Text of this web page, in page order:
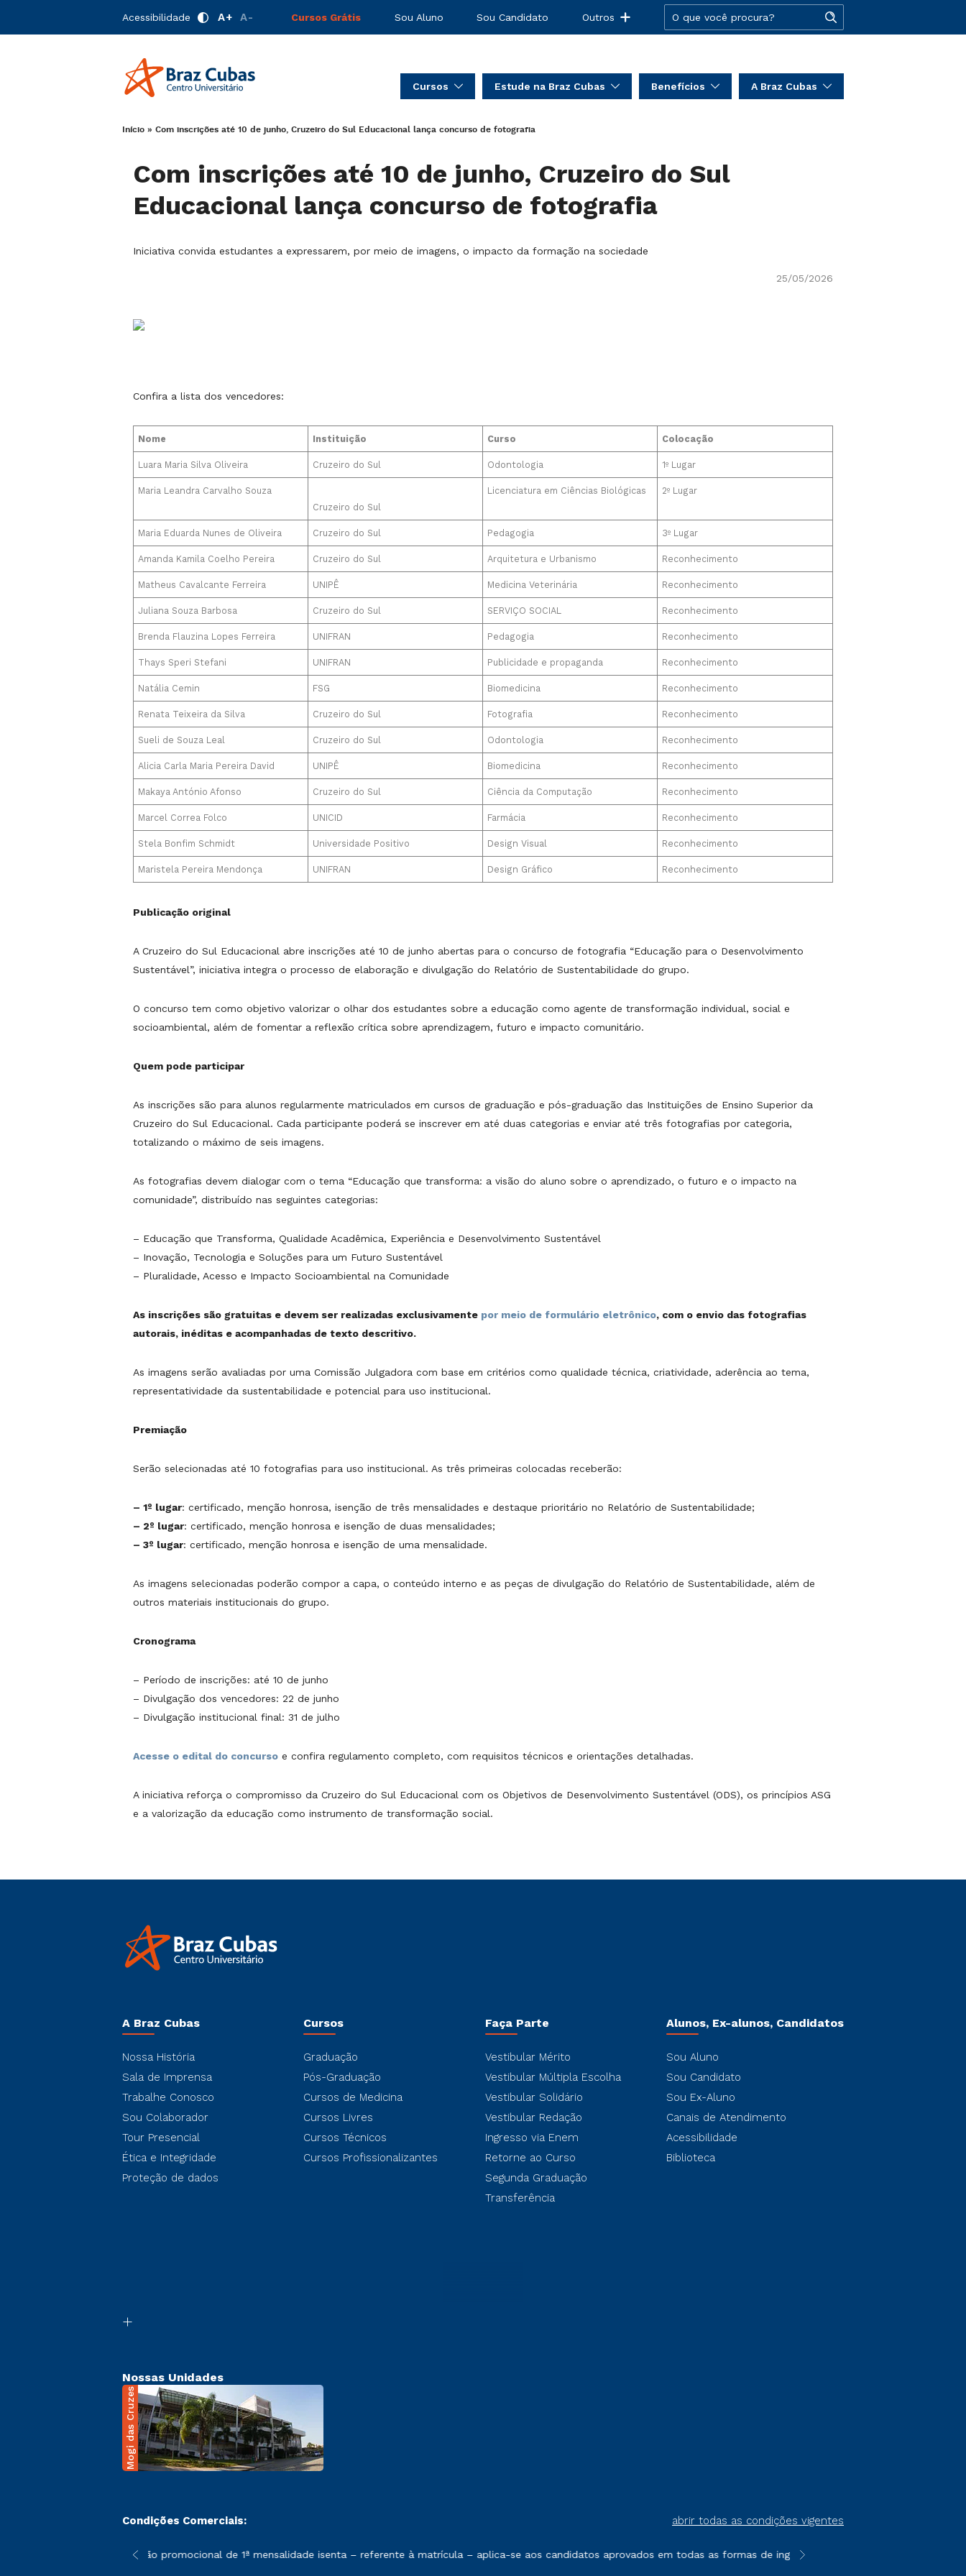
Acessibilidade A+ A- Cursos Grátis Sou Aluno Sou Candidato Outros
Cursos Estude na Braz Cubas Benefícios A Braz Cubas
Início » Com inscrições até 10 de junho, Cruzeiro do Sul Educacional lança concurso de fotografia
Com inscrições até 10 de junho, Cruzeiro do Sul
Educacional lança concurso de fotografia
Iniciativa convida estudantes a expressarem, por meio de imagens, o impacto da formação na sociedade
25/05/2026
Confira a lista dos vencedores:
Nome Instituição Curso Colocação
Luara Maria Silva Oliveira Cruzeiro do Sul Odontologia 1º Lugar
Maria Leandra Carvalho Souza
Cruzeiro do Sul
Licenciatura em Ciências Biológicas 2º Lugar
Maria Eduarda Nunes de Oliveira Cruzeiro do Sul Pedagogia 3º Lugar
Amanda Kamila Coelho Pereira Cruzeiro do Sul Arquitetura e Urbanismo Reconhecimento
Matheus Cavalcante Ferreira UNIPÊ Medicina Veterinária Reconhecimento
Juliana Souza Barbosa Cruzeiro do Sul SERVIÇO SOCIAL Reconhecimento
Brenda Flauzina Lopes Ferreira UNIFRAN Pedagogia Reconhecimento
Thays Speri Stefani UNIFRAN Publicidade e propaganda Reconhecimento
Natália Cemin FSG Biomedicina Reconhecimento
Renata Teixeira da Silva Cruzeiro do Sul Fotografia Reconhecimento
Sueli de Souza Leal Cruzeiro do Sul Odontologia Reconhecimento
Alicia Carla Maria Pereira David UNIPÊ Biomedicina Reconhecimento
Makaya António Afonso Cruzeiro do Sul Ciência da Computação Reconhecimento
Marcel Correa Folco UNICID Farmácia Reconhecimento
Stela Bonfim Schmidt Universidade Positivo Design Visual Reconhecimento
Maristela Pereira Mendonça UNIFRAN Design Gráfico Reconhecimento
Publicação original
A Cruzeiro do Sul Educacional abre inscrições até 10 de junho abertas para o concurso de fotografia “Educação para o Desenvolvimento
Sustentável”, iniciativa integra o processo de elaboração e divulgação do Relatório de Sustentabilidade do grupo.
O concurso tem como objetivo valorizar o olhar dos estudantes sobre a educação como agente de transformação individual, social e
socioambiental, além de fomentar a reflexão crítica sobre aprendizagem, futuro e impacto comunitário.
Quem pode participar
As inscrições são para alunos regularmente matriculados em cursos de graduação e pós-graduação das Instituições de Ensino Superior da
Cruzeiro do Sul Educacional. Cada participante poderá se inscrever em até duas categorias e enviar até três fotografias por categoria,
totalizando o máximo de seis imagens.
As fotografias devem dialogar com o tema “Educação que transforma: a visão do aluno sobre o aprendizado, o futuro e o impacto na
comunidade”, distribuído nas seguintes categorias:
– Educação que Transforma, Qualidade Acadêmica, Experiência e Desenvolvimento Sustentável
– Inovação, Tecnologia e Soluções para um Futuro Sustentável
– Pluralidade, Acesso e Impacto Socioambiental na Comunidade
As inscrições são gratuitas e devem ser realizadas exclusivamente por meio de formulário eletrônico, com o envio das fotografias
autorais, inéditas e acompanhadas de texto descritivo.
As imagens serão avaliadas por uma Comissão Julgadora com base em critérios como qualidade técnica, criatividade, aderência ao tema,
representatividade da sustentabilidade e potencial para uso institucional.
Premiação
Serão selecionadas até 10 fotografias para uso institucional. As três primeiras colocadas receberão:
– 1º lugar: certificado, menção honrosa, isenção de três mensalidades e destaque prioritário no Relatório de Sustentabilidade;
– 2º lugar: certificado, menção honrosa e isenção de duas mensalidades;
– 3º lugar: certificado, menção honrosa e isenção de uma mensalidade.
As imagens selecionadas poderão compor a capa, o conteúdo interno e as peças de divulgação do Relatório de Sustentabilidade, além de
outros materiais institucionais do grupo.
Cronograma
– Período de inscrições: até 10 de junho
– Divulgação dos vencedores: 22 de junho
– Divulgação institucional final: 31 de julho
Acesse o edital do concurso e confira regulamento completo, com requisitos técnicos e orientações detalhadas.
A iniciativa reforça o compromisso da Cruzeiro do Sul Educacional com os Objetivos de Desenvolvimento Sustentável (ODS), os princípios ASG
e a valorização da educação como instrumento de transformação social.
A Braz Cubas
Nossa História
Sala de Imprensa
Trabalhe Conosco
Sou Colaborador
Tour Presencial
Ética e Integridade
Proteção de dados
Cursos
Graduação
Pós-Graduação
Cursos de Medicina
Cursos Livres
Cursos Técnicos
Cursos Profissionalizantes
Faça Parte
Vestibular Mérito
Vestibular Múltipla Escolha
Vestibular Solidário
Vestibular Redação
Ingresso via Enem
Retorne ao Curso
Segunda Graduação
Transferência
Alunos, Ex-alunos, Candidatos
Sou Aluno
Sou Candidato
Sou Ex-Aluno
Canais de Atendimento
Acessibilidade
Biblioteca
Nossas Unidades
Mogi das Cruzes
Condições Comerciais: abrir todas as condições vigentes
sofrer alterações nos períodos de rematrícula conforme exposto no contrato de prestação de serviços.
*A condição promocional de 1ª mensalidade isenta – referente à matrícula – aplica-se aos candidatos aprovados em todas as formas de ingresso, exceto na prova on-line ou
**Semipresencial é um formato do